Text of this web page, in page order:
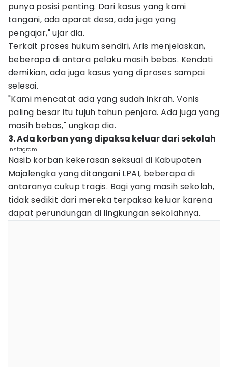
punya posisi penting. Dari kasus yang kami
tangani, ada aparat desa, ada juga yang
pengajar," ujar dia.
Terkait proses hukum sendiri, Aris menjelaskan,
beberapa di antara pelaku masih bebas. Kendati
demikian, ada juga kasus yang diproses sampai
selesai.
"Kami mencatat ada yang sudah inkrah. Vonis
paling besar itu tujuh tahun penjara. Ada juga yang
masih bebas," ungkap dia.
3. Ada korban yang dipaksa keluar dari sekolah
Instagram
Nasib korban kekerasan seksual di Kabupaten
Majalengka yang ditangani LPAI, beberapa di
antaranya cukup tragis. Bagi yang masih sekolah,
tidak sedikit dari mereka terpaksa keluar karena
dapat perundungan di lingkungan sekolahnya.